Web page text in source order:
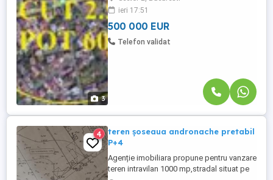
3
care se largeste,conform schitei atasate.
ieri 17:51
500 000 EUR
Telefon validat
4
teren șoseaua andronache pretabil
P+4
Agenție imobiliara propune pentru vanzare
teren intravilan 1000 mp,stradal situat pe